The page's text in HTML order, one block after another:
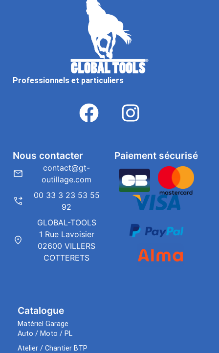
Professionnels et particuliers
Catalogue
Matériel Garage
Auto / Moto / PL
Atelier / Chantier BTP
Paiement sécurisé
Nous contacter
contact@gt-
outillage.com
00 33 3 23 53 55
92
GLOBAL-TOOLS
1 Rue Lavoisier
02600 VILLERS
COTTERETS